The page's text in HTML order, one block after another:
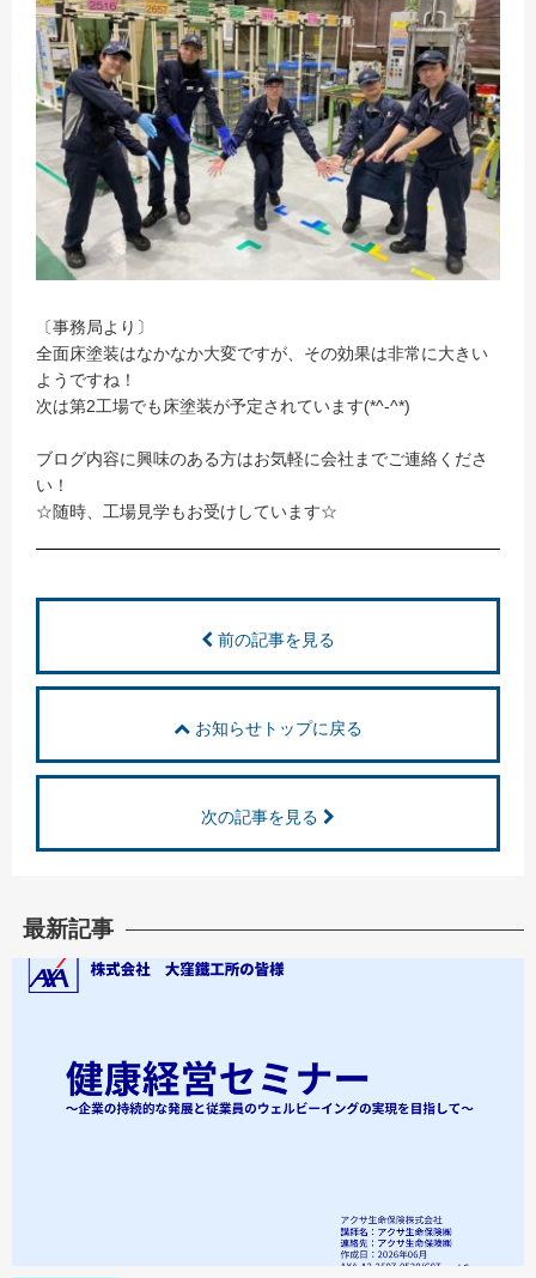
〔事務局より〕
全面床塗装はなかなか大変ですが、その効果は非常に大きい
ようですね！
次は第2工場でも床塗装が予定されています(*^-^*)
ブログ内容に興味のある方はお気軽に会社までご連絡くださ
い！
☆随時、工場見学もお受けしています☆
前の記事を見る
お知らせトップに戻る
次の記事を見る
最新記事